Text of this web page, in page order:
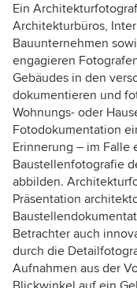
Ein
Architekturbüros,
Bauunternehmen
engagieren
Gebäudes in den
dokumentieren und
Wohnungs- oder
Fotodokumentation
Erinnerung – im Falle
Baustellenfotografie
abbilden.
Präsentation
Betrachter auch
durch die
Aufnahmen aus der